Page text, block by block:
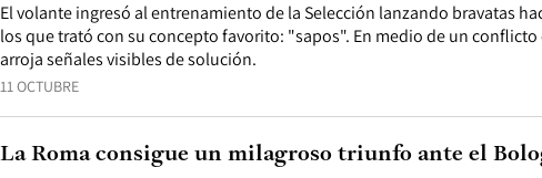
11 OCTUBRE
El volante ingresó al entrenamiento de la Selección lanzando bravatas
los que trató con su concepto favorito: "sapos". En medio de un conflicto
arroja señales visibles de solución.
La Roma consigue un milagroso triunfo ante el